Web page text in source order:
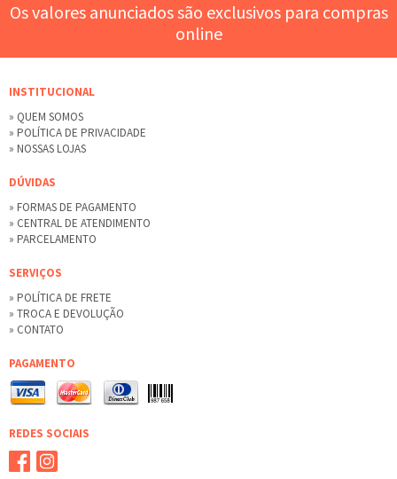
Os valores anunciados são exclusivos para compras
online
INSTITUCIONAL
» QUEM SOMOS
» POLÍTICA DE PRIVACIDADE
» NOSSAS LOJAS
DÚVIDAS
» FORMAS DE PAGAMENTO
» CENTRAL DE ATENDIMENTO
» PARCELAMENTO
SERVIÇOS
» POLÍTICA DE FRETE
» TROCA E DEVOLUÇÃO
» CONTATO
PAGAMENTO
REDES SOCIAIS